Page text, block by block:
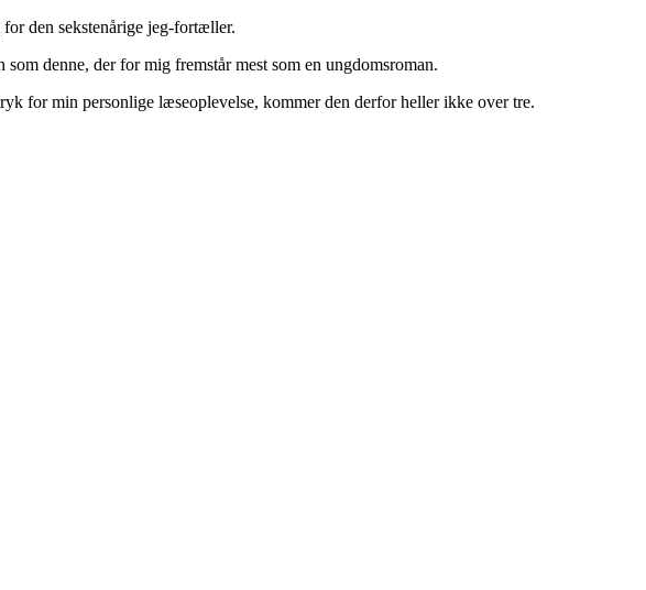
den sekstenårige jeg-fortæller.
denne, der for mig fremstår mest som en ungdomsroman.
for min personlige læseoplevelse, kommer den derfor heller ikke over tre.